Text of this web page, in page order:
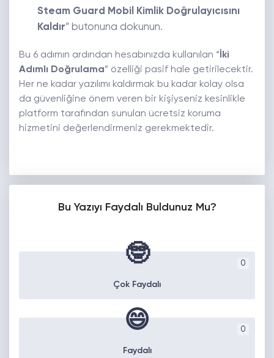
Steam Guard Mobil Kimlik Doğrulayıcısını
Kaldır” butonuna dokunun.
Bu 6 adımın ardından hesabınızda kullanılan “ İki
Adımlı Doğrulama” özelliği pasif hale getirilecektir.
Her ne kadar yazılımı kaldırmak bu kadar kolay olsa
da güvenliğine önem veren bir kişiyseniz kesinlikle
platform tarafından sunulan ücretsiz koruma
hizmetini değerlendirmeniz gerekmektedir.
Bu Yazıyı Faydalı Buldunuz Mu?
0
🤓
Çok Faydalı
0
😄
Faydalı